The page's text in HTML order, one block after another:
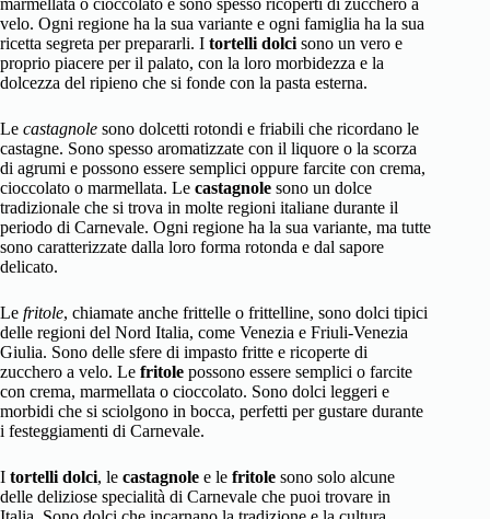
velo. Ogni regione ha la sua variante e ogni famiglia ha la sua
ricetta segreta per prepararli. I tortelli dolci sono un vero e
proprio piacere per il palato, con la loro morbidezza e la
dolcezza del ripieno che si fonde con la pasta esterna.
Le castagnole sono dolcetti rotondi e friabili che ricordano le
castagne. Sono spesso aromatizzate con il liquore o la scorza
di agrumi e possono essere semplici oppure farcite con crema,
cioccolato o marmellata. Le castagnole sono un dolce
tradizionale che si trova in molte regioni italiane durante il
periodo di Carnevale. Ogni regione ha la sua variante, ma tutte
sono caratterizzate dalla loro forma rotonda e dal sapore
delicato.
Le fritole, chiamate anche frittelle o frittelline, sono dolci tipici
delle regioni del Nord Italia, come Venezia e Friuli-Venezia
Giulia. Sono delle sfere di impasto fritte e ricoperte di
zucchero a velo. Le fritole possono essere semplici o farcite
con crema, marmellata o cioccolato. Sono dolci leggeri e
morbidi che si sciolgono in bocca, perfetti per gustare durante
i festeggiamenti di Carnevale.
I tortelli dolci, le castagnole e le fritole sono solo alcune
delle deliziose specialità di Carnevale che puoi trovare in